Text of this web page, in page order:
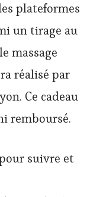
plateformes
un tirage au
massage
réalisé par
Ce cadeau
remboursé.
suivre et